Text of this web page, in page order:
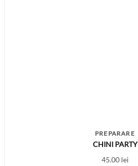
PREPARARE
CHINI PARTY
45.00 lei